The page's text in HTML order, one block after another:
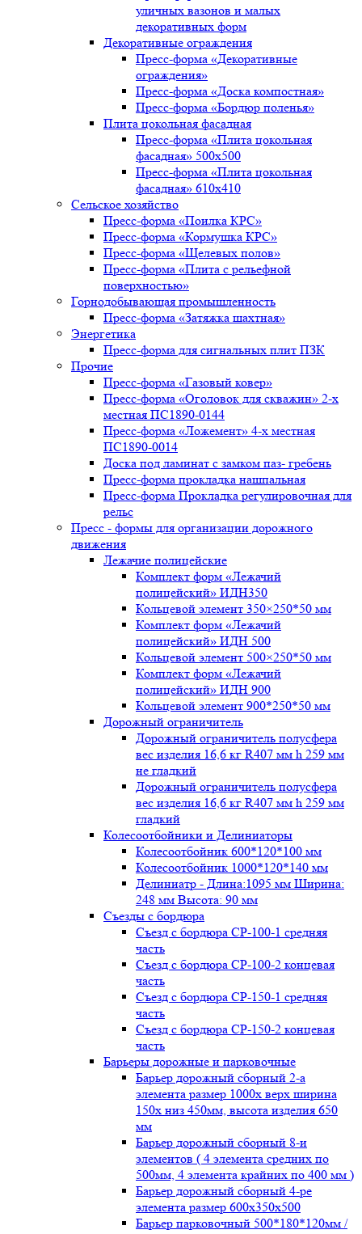
уличных вазонов и малых
декоративных форм
Декоративные ограждения
Пресс-форма «Декоративные
ограждения»
Пресс-форма «Доска компостная»
Пресс-форма «Бордюр поленья»
Плита цокольная фасадная
Пресс-форма «Плита цокольная
фасадная» 500х500
Пресс-форма «Плита цокольная
фасадная» 610х410
Сельское хозяйство
Пресс-форма «Поилка КРС»
Пресс-форма «Кормушка КРС»
Пресс-форма «Щелевых полов»
Пресс-форма «Плита с рельефной
поверхностью»
Горнодобывающая промышленность
Пресс-форма «Затяжка шахтная»
Энергетика
Пресс-форма для сигнальных плит ПЗК
Прочие
Пресс-форма «Газовый ковер»
Пресс-форма «Оголовок для скважин» 2-х
местная ПС1890-0144
Пресс-форма «Ложемент» 4-х местная
ПС1890-0014
Доска под ламинат с замком паз- гребень
Пресс-форма прокладка нашпальная
Пресс-форма Прокладка регулировочная для
рельс
Пресс - формы для организации дорожного
движения
Лежачие полицейские
Комплект форм «Лежачий
полицейский» ИДН350
Кольцевой элемент 350×250*50 мм
Комплект форм «Лежачий
полицейский» ИДН 500
Кольцевой элемент 500×250*50 мм
Комплект форм «Лежачий
полицейский» ИДН 900
Кольцевой элемент 900*250*50 мм
Дорожный ограничитель
Дорожный ограничитель полусфера
вес изделия 16,6 кг R407 мм h 259 мм
не гладкий
Дорожный ограничитель полусфера
вес изделия 16,6 кг R407 мм h 259 мм
гладкий
Колесоотбойники и Делиниаторы
Колесоотбойник 600*120*100 мм
Колесоотбойник 1000*120*140 мм
Делиниатр - Длина:1095 мм Ширина:
248 мм Высота: 90 мм
Съезды с бордюра
Съезд с бордюра СР-100-1 средняя
часть
Съезд с бордюра СР-100-2 концевая
часть
Съезд с бордюра СР-150-1 средняя
часть
Съезд с бордюра СР-150-2 концевая
часть
Барьеры дорожные и парковочные
Барьер дорожный сборный 2-а
элемента размер 1000x верх ширина
150x низ 450мм, высота изделия 650
мм
Барьер дорожный сборный 8-и
элементов ( 4 элемента средних по
500мм, 4 элемента крайних по 400 мм )
Барьер дорожный сборный 4-ре
элемента размер 600x350x500
Барьер парковочный 500*180*120мм /